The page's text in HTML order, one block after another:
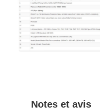
Notes et avis